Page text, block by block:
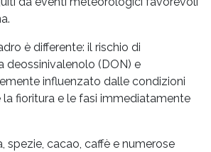
è differente: il rischio di
deossinivalenolo (DON) e
influenzato dalle condizioni
fioritura e le fasi immediatamente
spezie, cacao, caffè e numerose